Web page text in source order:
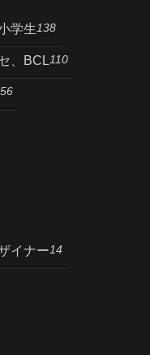
学生138
、BCL110
イナー14